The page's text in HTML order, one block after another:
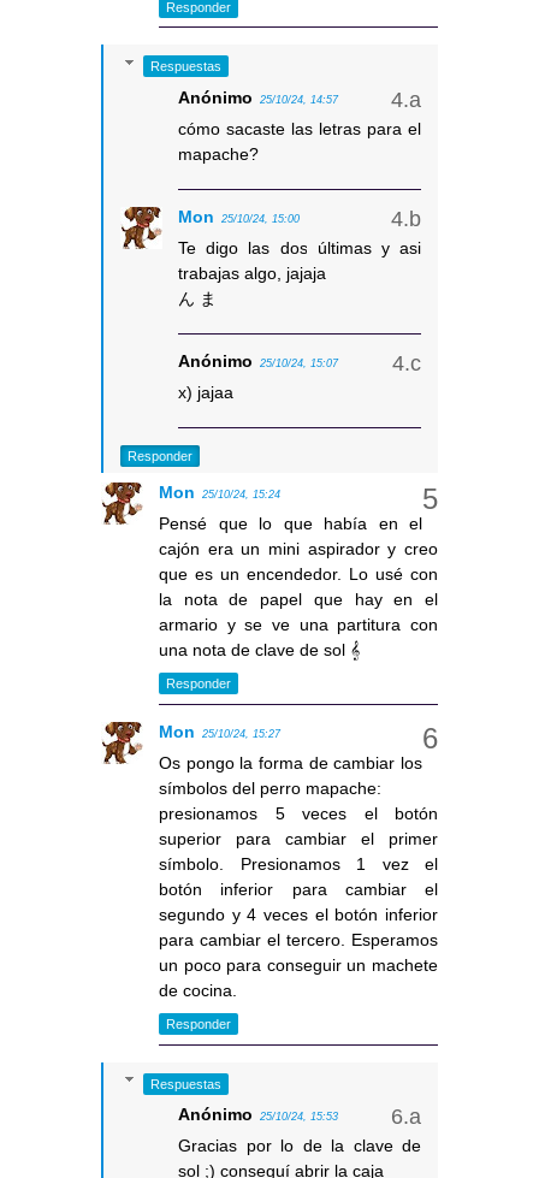
Responder
Respuestas
Anónimo 25/10/24, 14:57
cómo sacaste las letras para el
mapache?
Mon 25/10/24, 15:00
Te digo las dos últimas y asi
trabajas algo, jajaja
ん ま
Anónimo 25/10/24, 15:07
x) jajaa
Responder
Mon 25/10/24, 15:24
Pensé que lo que había en el
cajón era un mini aspirador y creo
que es un encendedor. Lo usé con
la nota de papel que hay en el
armario y se ve una partitura con
una nota de clave de sol 𝄞
Responder
Mon 25/10/24, 15:27
Os pongo la forma de cambiar los
símbolos del perro mapache:
presionamos 5 veces el botón
superior para cambiar el primer
símbolo. Presionamos 1 vez el
botón inferior para cambiar el
segundo y 4 veces el botón inferior
para cambiar el tercero. Esperamos
un poco para conseguir un machete
de cocina.
Responder
Respuestas
Anónimo 25/10/24, 15:53
Gracias por lo de la clave de
sol ;) conseguí abrir la caja